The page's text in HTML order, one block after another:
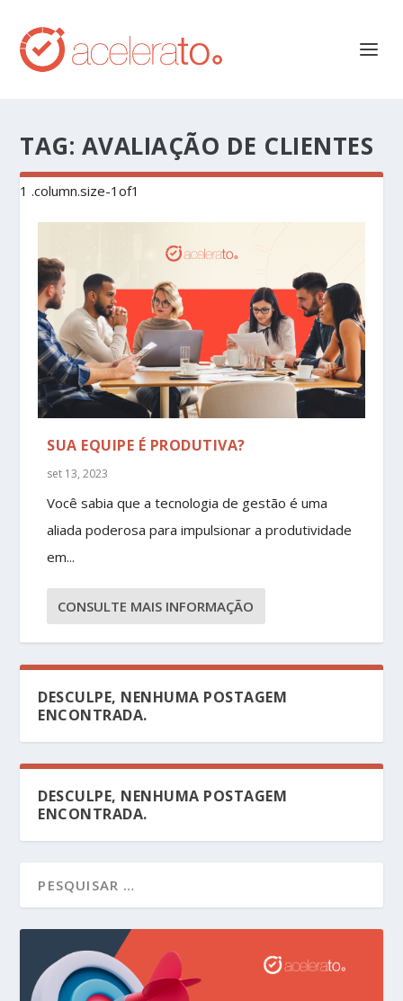
TAG: AVALIAÇÃO DE CLIENTES
SUA EQUIPE É PRODUTIVA?
set 13, 2023
Você sabia que a tecnologia de gestão é uma
aliada poderosa para impulsionar a produtividade
em...
CONSULTE MAIS INFORMAÇÃO
DESCULPE, NENHUMA POSTAGEM
ENCONTRADA.
DESCULPE, NENHUMA POSTAGEM
ENCONTRADA.